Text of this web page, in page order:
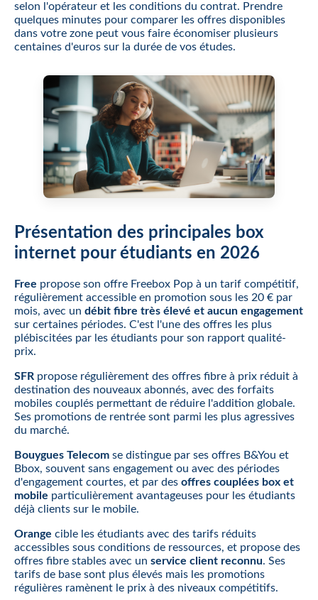
selon l'opérateur et les conditions du contrat. Prendre
quelques minutes pour comparer les offres disponibles
dans votre zone peut vous faire économiser plusieurs
centaines d'euros sur la durée de vos études.
Présentation des principales box
internet pour étudiants en 2026
Free propose son offre Freebox Pop à un tarif compétitif,
régulièrement accessible en promotion sous les 20 € par
mois, avec un débit fibre très élevé et aucun engagement
sur certaines périodes. C'est l'une des offres les plus
plébiscitées par les étudiants pour son rapport qualité-
prix.
SFR propose régulièrement des offres fibre à prix réduit à
destination des nouveaux abonnés, avec des forfaits
mobiles couplés permettant de réduire l'addition globale.
Ses promotions de rentrée sont parmi les plus agressives
du marché.
Bouygues Telecom se distingue par ses offres B&You et
Bbox, souvent sans engagement ou avec des périodes
d'engagement courtes, et par des offres couplées box et
mobile particulièrement avantageuses pour les étudiants
déjà clients sur le mobile.
Orange cible les étudiants avec des tarifs réduits
accessibles sous conditions de ressources, et propose des
offres fibre stables avec un service client reconnu. Ses
tarifs de base sont plus élevés mais les promotions
régulières ramènent le prix à des niveaux compétitifs.